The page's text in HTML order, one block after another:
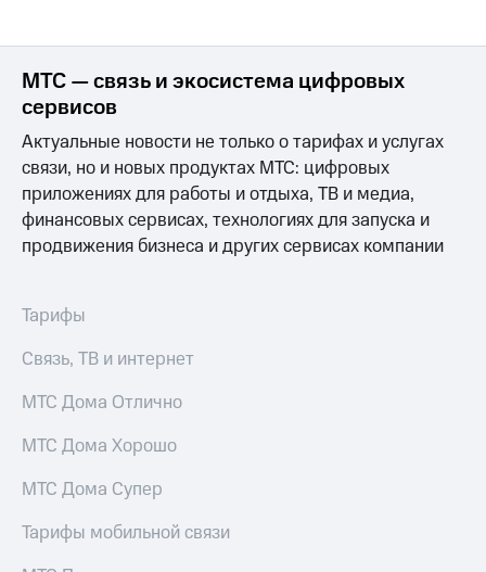
МТС — связь и экосистема цифровых
сервисов
Актуальные новости не только о тарифах и услугах
связи, но и новых продуктах МТС: цифровых
приложениях для работы и отдыха, ТВ и медиа,
финансовых сервисах, технологиях для запуска и
продвижения бизнеса и других сервисах компании
Тарифы
Связь, ТВ и интернет
МТС Дома Отлично
МТС Дома Хорошо
МТС Дома Супер
Тарифы мобильной связи